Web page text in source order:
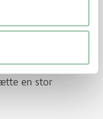
en stor